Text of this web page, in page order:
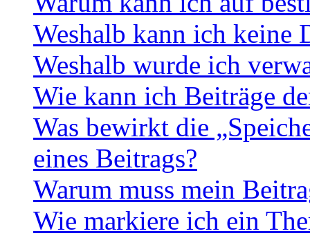
Weshalb kann ich keine
Weshalb wurde ich
Wie kann ich Beiträge
Was bewirkt die
eines Beitrags?
Warum muss mein
Wie markiere ich ein